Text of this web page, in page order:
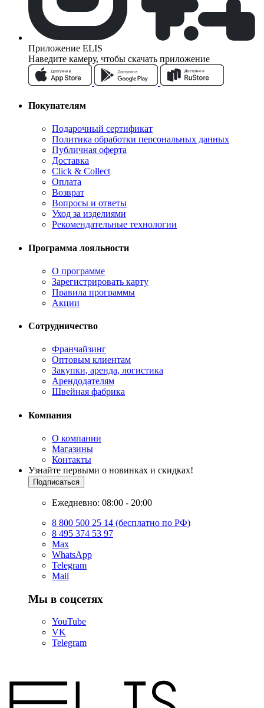
Приложение ELIS
Наведите камеру, чтобы скачать приложение
Покупателям
Подарочный сертификат
Политика обработки персональных данных
Публичная оферта
Доставка
Click & Collect
Оплата
Возврат
Вопросы и ответы
Уход за изделиями
Рекомендательные технологии
Программа лояльности
О программе
Зарегистрировать карту
Правила программы
Акции
Сотрудничество
Франчайзинг
Оптовым клиентам
Закупки, аренда, логистика
Арендодателям
Швейная фабрика
Компания
О компании
Магазины
Контакты
Узнайте первыми о новинках и скидках!
Подписаться
Ежедневно: 08:00 - 20:00
8 800 500 25 14 (бесплатно по РФ)
8 495 374 53 97
Max
WhatsApp
Telegram
Mail
Мы в соцсетях
YouTube
VK
Telegram